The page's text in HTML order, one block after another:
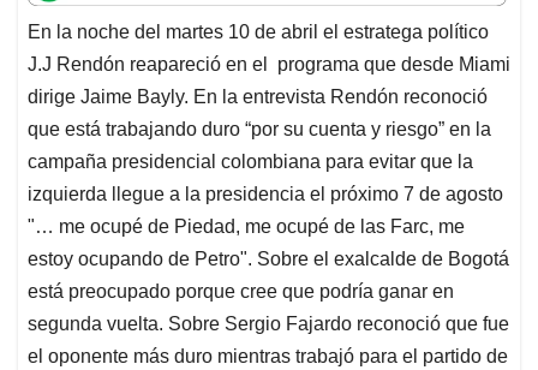
t
s
A
p
p
e
b
o
o
k
k
e
d
I
n
i
l
e
a
d
s
En la noche del martes 10 de abril el estratega político
J.J Rendón reapareció en el programa que desde Miami
dirige Jaime Bayly. En la entrevista Rendón reconoció
que está trabajando duro “por su cuenta y riesgo” en la
campaña presidencial colombiana para evitar que la
izquierda llegue a la presidencia el próximo 7 de agosto
"… me ocupé de Piedad, me ocupé de las Farc, me
estoy ocupando de Petro". Sobre el exalcalde de Bogotá
está preocupado porque cree que podría ganar en
segunda vuelta. Sobre Sergio Fajardo reconoció que fue
el oponente más duro mientras trabajó para el partido de